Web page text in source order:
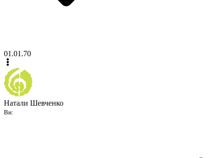
01.01.70
Натали Шевченко
Ви: